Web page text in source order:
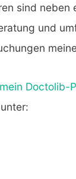
sind neben
und
Doctolib-